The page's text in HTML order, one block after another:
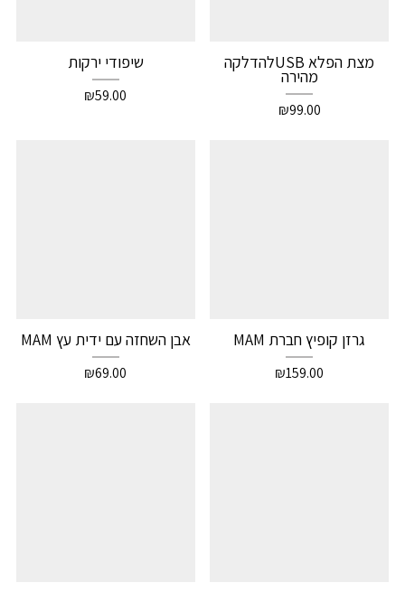
מצת הפלא USBלהדלקה
מהירה
₪99.00
שיפודי ירקות
₪59.00
גרזן קופיץ חברת MAM
₪159.00
אבן השחזה עם ידית עץ MAM
₪69.00